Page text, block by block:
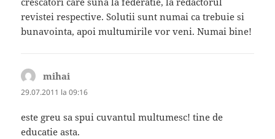
revistei respective. Solutii sunt numai ca trebuie si
bunavointa, apoi multumirile vor veni. Numai bine!
mihai
29.07.2011 la 09:16
este greu sa spui cuvantul multumesc! tine de
educatie asta.